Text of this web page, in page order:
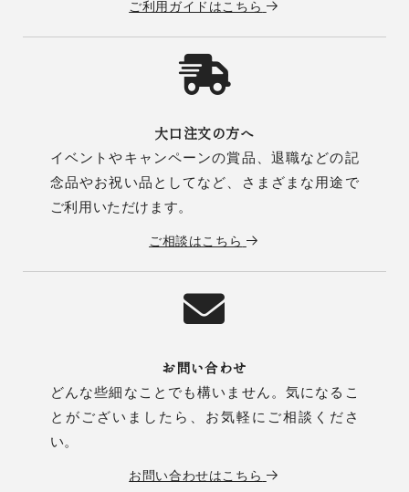
ご利用ガイドはこちら
大口注文の方へ
イベントやキャンペーンの賞品、退職などの記
念品やお祝い品としてなど、さまざまな用途で
ご利用いただけます。
ご相談はこちら
お問い合わせ
どんな些細なことでも構いません。気になるこ
とがございましたら、お気軽にご相談くださ
い。
お問い合わせはこちら